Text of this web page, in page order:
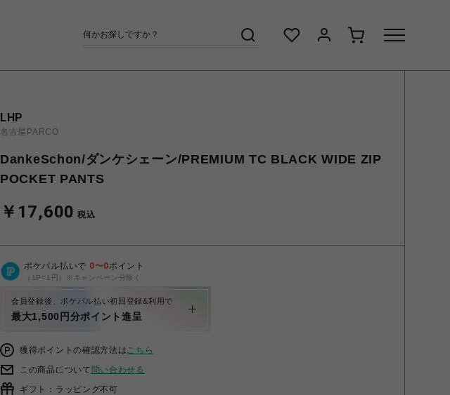
LHP
名古屋PARCO
DankeSchon/ダンケシェーン/PREMIUM TC BLACK WIDE ZIP
POCKET PANTS
￥17,600 税込
ポケパル払いで 0〜0ポイント
（1P=1円）※キャンペーン分除く
会員登録後、ポケパル払い初回登録&利用で
最大1,500円分ポイント進呈
獲得ポイントの確認方法はこちら
この商品について 問い合わせる
ギフト：ラッピング不可